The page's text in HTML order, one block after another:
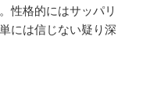
性格的にはサッパリ
には信じない疑り深